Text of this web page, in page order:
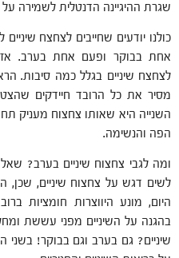
שגרת ההיגיינה הדנטלית לשמירה על
כולנו יודעים שחייבים לצחצח
אחת בבוקר ופעם אחת בערב. אז
לצחצח שיניים בגלל כמה סיבות.
מסיר את כל הרובד חיידקים
השנייה היא שאותו צחצוח מעניק
הפה והנשימה.
ומה לגבי צחצוח שיניים בערב?
לשים דגש על צחצוח שיניים, שכן,
היום, מונע היווצרות חומציות
בהגנה על השיניים מפני עששת
שיניים? גם בערב וגם בבוקר! בשני